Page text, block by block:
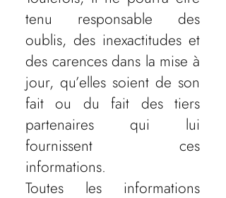
tenu responsable des
oublis, des inexactitudes et
des carences dans la mise à
jour, qu’elles soient de son
fait ou du fait des tiers
partenaires qui lui
fournissent ces
informations.
Toutes les informations